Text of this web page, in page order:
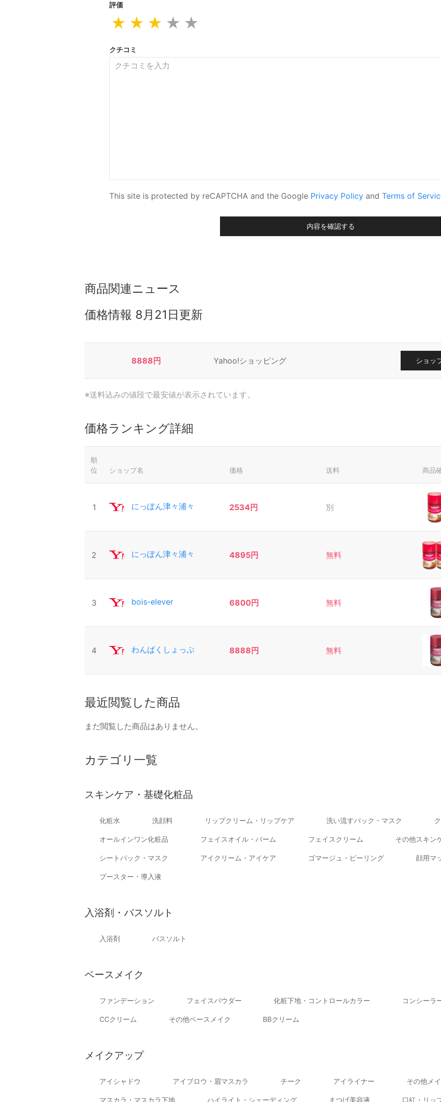
評価
★
★
★
★
★
クチコミ
This site is protected by reCAPTCHA and the Google Privacy Policy and Terms of
内容を確認する
商品関連ニュース
価格情報 8月21日更新
8888円 Yahoo!ショッピング ショッ
※送料込みの値段で最安値が表示されています。
価格ランキング詳細
順
位
ショップ名 価格 送料 商品
1 にっぽん津々浦々 2534円 別
2 にっぽん津々浦々 4895円 無料
3 bois-elever 6800円 無料
4 わんぱくしょっぷ 8888円 無料
最近閲覧した商品
まだ閲覧した商品はありません。
カテゴリ一覧
スキンケア・基礎化粧品
化粧水 洗顔料 リップクリーム・リップケア 洗い流すパック・マスク
オールインワン化粧品 フェイスオイル・バーム フェイスクリーム その他スキン
シートパック・マスク アイクリーム・アイケア ゴマージュ・ピーリング 顔用マ
ブースター・導入液
入浴剤・バスソルト
入浴剤 バスソルト
ベースメイク
ファンデーション フェイスパウダー 化粧下地・コントロールカラー コンシーラ
CCクリーム その他ベースメイク BBクリーム
メイクアップ
アイシャドウ アイブロウ・眉マスカラ チーク アイライナー その他メ
マスカラ・マスカラ下地 ハイライト・シェーディング まつげ美容液 口紅・リッ